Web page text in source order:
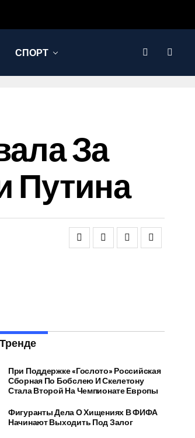
СПОРТ
За
Путина
При Поддержке «Гослото» Российская
Сборная По Бобслею И Скелетону
Стала Второй На Чемпионате Европы
Фигуранты Дела О Хищениях В ФИФА
Начинают Выходить Под Залог